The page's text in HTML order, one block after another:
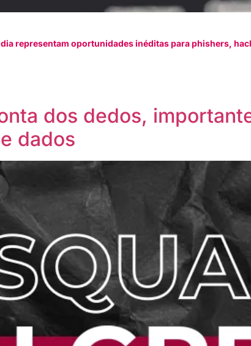
representam oportunidades inéditas para phishers,
dos dedos,
dados